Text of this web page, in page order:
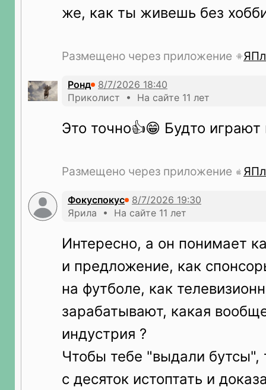
же, как ты живешь без
Размещено через приложение
Ронд
Приколист • На сайте 11 лет
Это точно👍😁 Будто играют
Размещено через приложение
Фокуспокус
Ярила • На сайте 11 лет
Интересно, а он понимает
и предложение, как
на футболе, как
зарабатывают, какая
индустрия ?
Чтобы тебе "выдали
с десяток истоптать и